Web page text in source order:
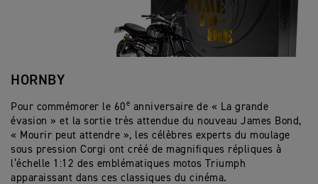
HORNBY
Pour commémorer le 60e anniversaire de « La grande
évasion » et la sortie très attendue du nouveau James Bond,
« Mourir peut attendre », les célèbres experts du moulage
sous pression Corgi ont créé de magnifiques répliques à
l’échelle 1:12 des emblématiques motos Triumph
apparaissant dans ces classiques du cinéma.